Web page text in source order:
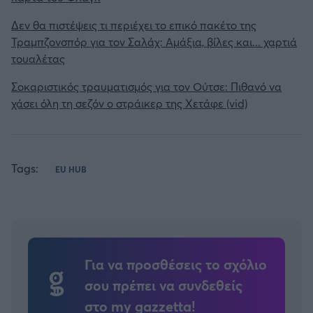
Δεν θα πιστέψεις τι περιέχει το επικό πακέτο της
Τραμπζονσπόρ για τον Σαλάχ: Αμάξια, βίλες και... χαρτιά
τουαλέτας
Σοκαριστικός τραυματισμός για τον Ούτσε: Πιθανό να
χάσει όλη τη σεζόν ο στράικερ της Χετάφε (vid)
Tags: EU HUB
Για να προσθέσεις το σχόλιο
σου πρέπει να συνδεθείς
στο my gazzetta!